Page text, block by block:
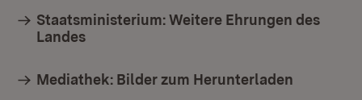
Staatsministerium: Weitere Ehrungen des
Landes
Mediathek: Bilder zum Herunterladen